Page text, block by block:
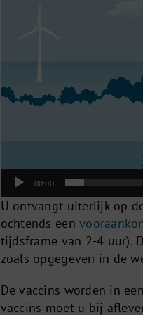
00:00
U ontvangt uiterlijk op
ochtends een
tijdsframe van 2-4 uur).
zoals opgegeven in de
De vaccins worden in
vaccins moet u bij